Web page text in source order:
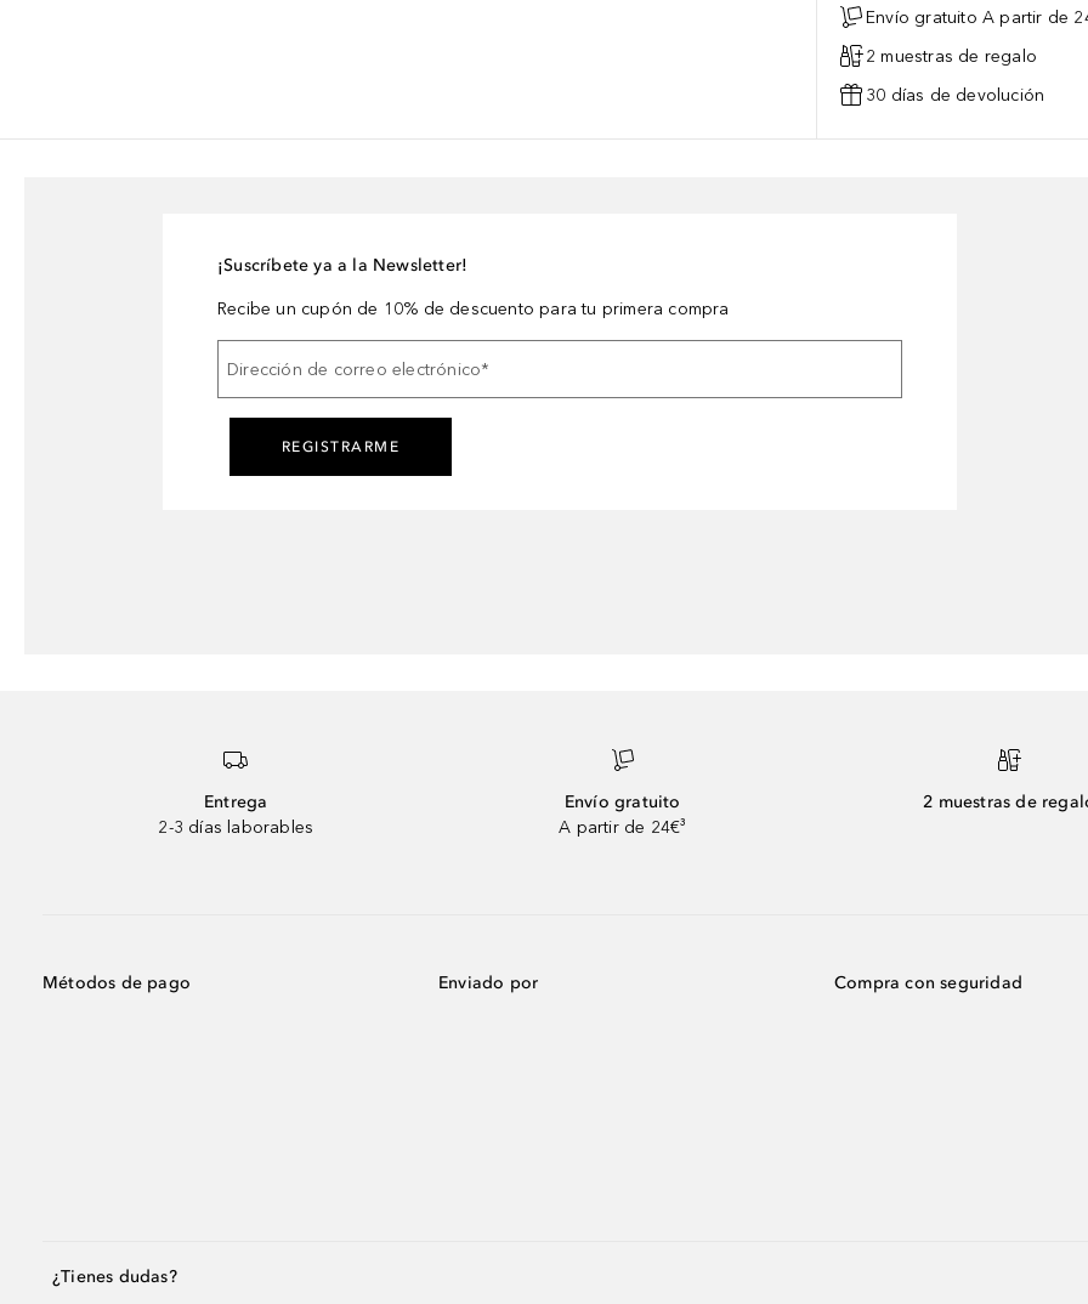
Envío gratuito A partir de
2 muestras de regalo
30 días de devolución
¡Suscríbete ya a la Newsletter!
Recibe un cupón de 10% de descuento para tu primera compra
Dirección de correo electrónico*
REGISTRARME
Entrega
2-3 días laborables
Envío gratuito
A partir de 24€³
2 muestras de
Métodos de pago Enviado por Compra con seguridad
¿Tienes dudas?